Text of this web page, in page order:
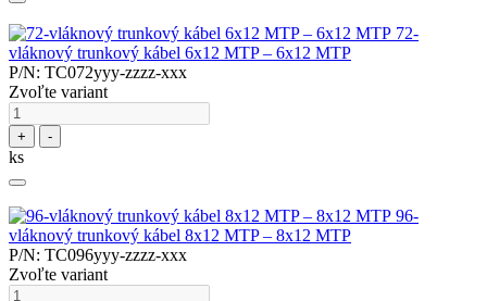
72-
vláknový trunkový kábel 6x12 MTP – 6x12 MTP
P/N: TC072yyy-zzzz-xxx
Zvoľte variant
+ -
ks
96-
vláknový trunkový kábel 8x12 MTP – 8x12 MTP
P/N: TC096yyy-zzzz-xxx
Zvoľte variant